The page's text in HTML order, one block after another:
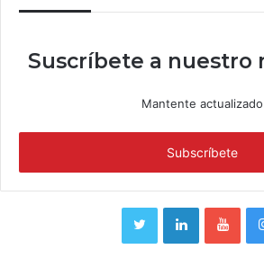
Suscríbete a nuestro
Mantente actualizado